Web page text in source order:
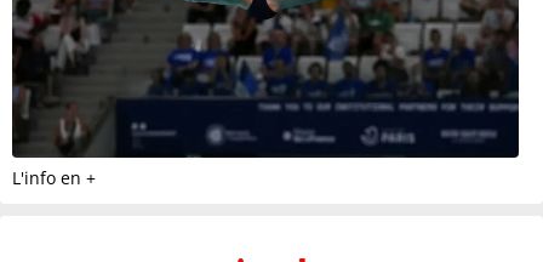
L'info en +